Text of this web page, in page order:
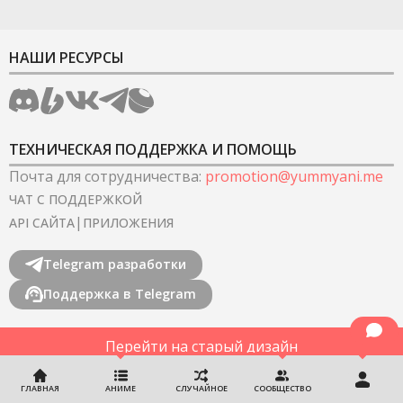
ГЛАВНАЯ АНИМЕ СЛУЧАЙНОЕ СООБЩЕСТВО
НАШИ РЕСУРСЫ
ТЕХНИЧЕСКАЯ ПОДДЕРЖКА И ПОМОЩЬ
Почта для сотрудничества: promotion@yummyani.me
ЧАТ С ПОДДЕРЖКОЙ
API САЙТА| ПРИЛОЖЕНИЯ
Telegram разработки
Поддержка в Telegram
Перейти на старый дизайн
©2022-2026YummyAnime.Все права защищены